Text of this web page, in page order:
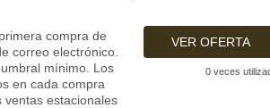
compra de
correo electrónico.
mínimo. Los
en cada compra
ventas estacionales
VER OFERTA
0 veces